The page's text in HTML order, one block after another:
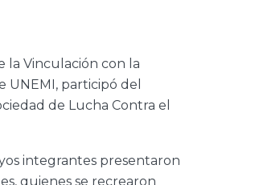
la Vinculación con la
participó del
de Lucha Contra el
integrantes presentaron
quienes se recrearon